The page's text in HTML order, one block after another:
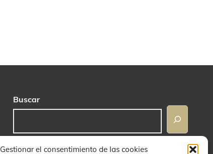
Gestionar el consentimiento de las cookies
Buscar